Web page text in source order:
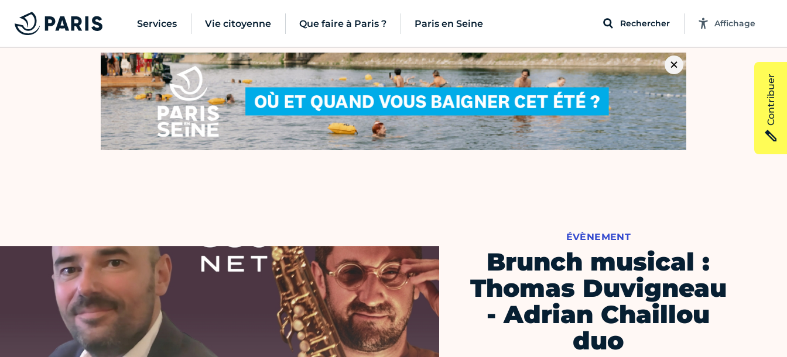
Services Vie citoyenne Que faire à Paris ? Paris en Seine Rechercher Affichage
ÉVÈNEMENT
Brunch musical :
Thomas Duvigneau
- Adrian Chaillou
duo
Contribuer